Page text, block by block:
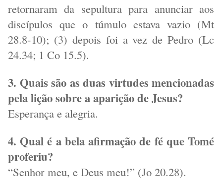
retornaram da sepultura para anunciar aos
discípulos que o túmulo estava vazio (Mt
28.8-10); (3) depois foi a vez de Pedro (Lc
24.34; 1 Co 15.5).
3. Quais são as duas virtudes mencionadas
pela lição sobre a aparição de Jesus?
Esperança e alegria.
4. Qual é a bela afirmação de fé que Tomé
proferiu?
“Senhor meu, e Deus meu!” (Jo 20.28).